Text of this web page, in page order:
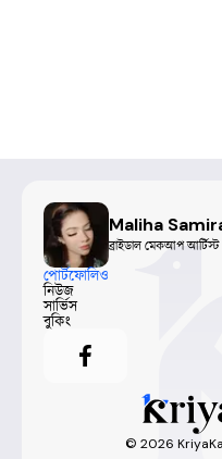
Maliha
ব্রাইডাল মেকআপ আর্টিস্ট
পোর্টফোলিও
নিউজ
সার্ভিস
বুকিং
© 2026